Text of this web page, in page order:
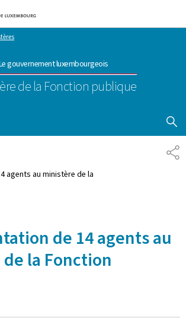
Aller au menu principal
Aller au contenu
gouvernement luxembourgeois
de la Fonction publique
agents au ministère de la
de 14 agents au
la Fonction